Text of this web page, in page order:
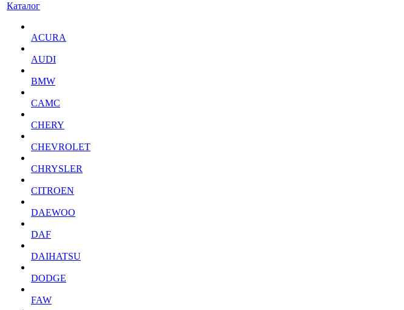
Каталог
ACURA
AUDI
BMW
CAMC
CHERY
CHEVROLET
CHRYSLER
CITROEN
DAEWOO
DAF
DAIHATSU
DODGE
FAW